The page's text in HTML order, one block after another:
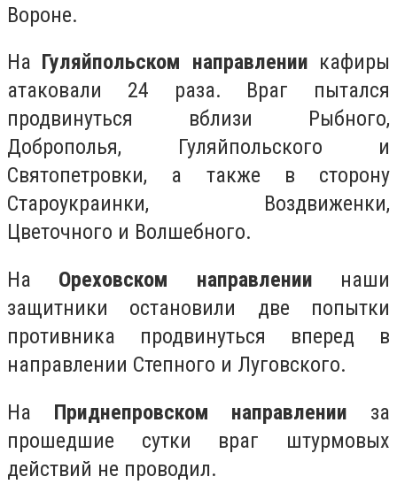
Вороне.
На Гуляйпольском направлении кафиры
атаковали 24 раза. Враг пытался
продвинуться вблизи Рыбного,
Доброполья, Гуляйпольского и
Святопетровки, а также в сторону
Староукраинки, Воздвиженки,
Цветочного и Волшебного.
На Ореховском направлении наши
защитники остановили две попытки
противника продвинуться вперед в
направлении Степного и Луговского.
На Приднепровском направлении за
прошедшие сутки враг штурмовых
действий не проводил.